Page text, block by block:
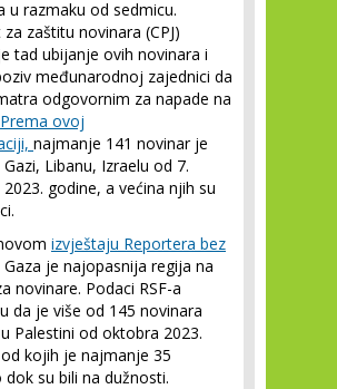
u razmaku od sedmicu.
zaštitu novinara (CPJ)
tad ubijanje ovih novinara i
međunarodnoj zajednici da
odgovornim za napade na
Prema ovoj
najmanje 141 novinar je
Libanu, Izraelu od 7.
godine, a većina njih su
izvještaju Reportera bez
Gaza je najopasnija regija na
novinare. Podaci RSF-a
da je više od 145 novinara
Palestini od oktobra 2023.
kojih je najmanje 35
dok su bili na dužnosti.